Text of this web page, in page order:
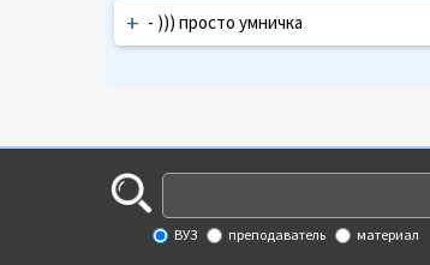
+ - ))) просто умничка
ВУЗ преподаватель материал